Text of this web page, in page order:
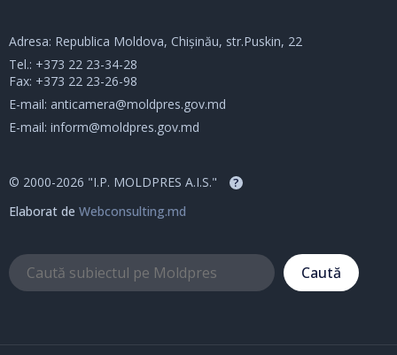
Adresa: Republica Moldova, Chișinău, str.Puskin, 22
Tel.: +373 22 23-34-28
Fax: +373 22 23-26-98
E-mail: anticamera@moldpres.gov.md
E-mail: inform@moldpres.gov.md
© 2000-2026 "I.P. MOLDPRES A.I.S." ?
Elaborat de Webconsulting.md
Caută